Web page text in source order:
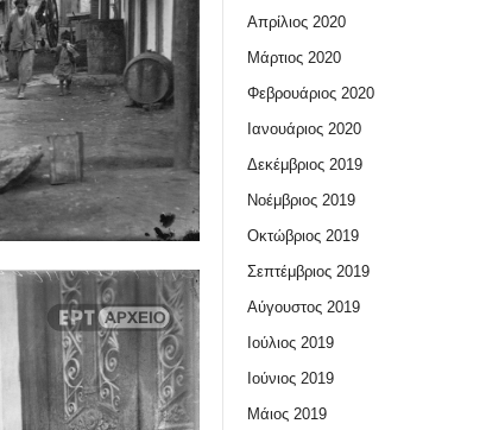
Απρίλιος 2020
Μάρτιος 2020
Φεβρουάριος 2020
Ιανουάριος 2020
Δεκέμβριος 2019
Νοέμβριος 2019
Οκτώβριος 2019
Σεπτέμβριος 2019
Αύγουστος 2019
Ιούλιος 2019
Ιούνιος 2019
Μάιος 2019